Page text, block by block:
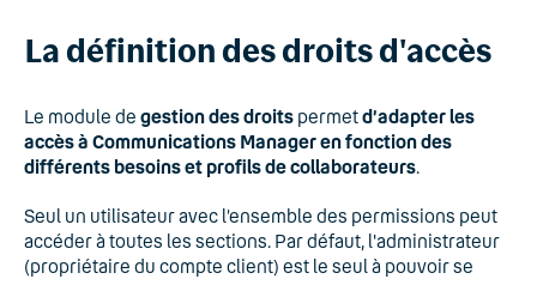
La définition des droits d'accès
Le module de gestion des droits permetd’adapter les
accès à Communications Manager en fonction des
différents besoins et profils de collaborateurs.
Seul un utilisateur avec l’ensemble des permissions peut
accéder à toutes les sections. Par défaut, l'administrateur
(propriétaire du compte client) est le seul à pouvoir se